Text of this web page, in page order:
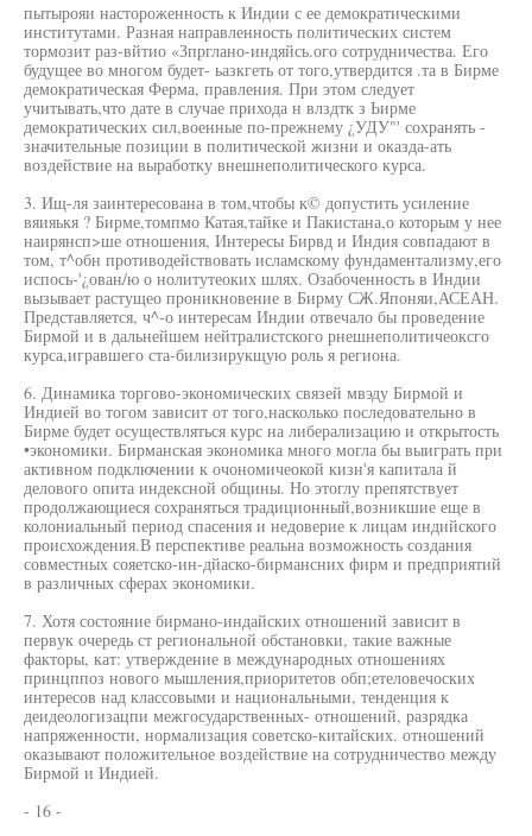
пытырояи настороженность к Индии с ее демократическими
институтами. Разная направленность политических систем
тормозит раз-вйтио «Зпрглано-индяйсь.ого сотрудничества. Его
будущее во многом будет- ьазкгеть от того,утвердится .та в Бирме
демократическая Ферма, правления. При этом следует
учитывать,что дате в случае прихода н влздтк з Ьирме
демократических сил,военные по-прежнему ¿УДУ"' сохранять -
значительные позиции в политической жизни и оказда-ать
воздействие на выработку внешнеполитического курса.
3. Ищ-ля заинтересована в том,чтобы к© допустить усиление
вяияькя ? Бирме,томпмо Катая,тайке и Пакистана,о которым у нее
наирянсп>ше отношения, Интересы Бирвд и Индия совпадают в
том, т^обн противодействовать исламскому фундаментализму,его
испось-'¿ован/ю о нолитутеоких шлях. Озабоченность в Индии
вызывает растущео проникновение в Бирму СЖ.Японяи,АСЕАН.
Представляется, ч^-о интересам Индии отвечало бы проведение
Бирмой и в дальнейшем нейтралистского рнешнеполитичеоксго
курса,игравшего ста-билизирукщую роль я региона.
6. Динамика торгово-экономических связей мвэду Бирмой и
Индией во тогом зависит от того,насколько последовательно в
Бирме будет осуществляться курс на либерализацию и открытость
•экономики. Бирманская экономика много могла бы выиграть при
активном подключении к очономичеокой кизн'я капитала й
делового опита индексной общины. Но этоглу препятствует
продолжающиеся сохраняться традиционный,возникшие еще в
колониальный период спасения и недоверие к лицам индийского
происхождения.В перспективе реальна возможность создания
совместных сояетско-ин-дйаско-бирмансних фирм и предприятий
в различных сферах экономики.
7. Хотя состояние бирмано-индайских отношений зависит в
первук очередь ст региональной обстановки, такие важные
факторы, кат: утверждение в международных отношениях
принцппоз нового мышления,приоритетов обп;етеловечоских
интересов над классовыми и национальными, тенденция к
деидеологизацпи межгосударственных- отношений, разрядка
напряженности, нормализация советско-китайских. отношений
оказывают положительное воздействие на сотрудничество между
Бирмой и Индией.
- 16 -